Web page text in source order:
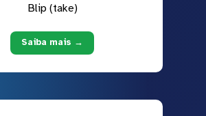
Blip (take)
Saiba mais →